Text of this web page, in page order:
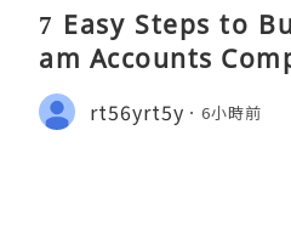
7 Easy Steps to
am Accounts
rt56yrt5y 6小時前